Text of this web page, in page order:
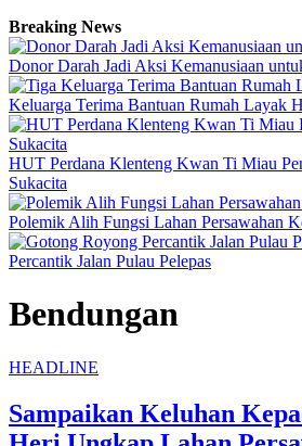
Breaking News
Donor Darah Jadi Aksi Kemanusiaan
Keluarga Terima Bantuan Rumah Layak
HUT Perdana Klenteng Kwan Ti Miau
Sukacita
Polemik Alih Fungsi Lahan Persawahan
Percantik Jalan Pulau Pelepas
Bendungan
HEADLINE
Sampaikan Keluhan